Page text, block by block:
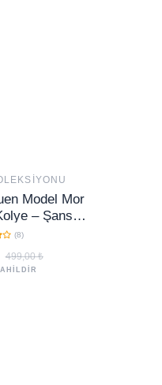
Model Mor
– Şans,
Dönüşüm
(8)
499,00 ₺